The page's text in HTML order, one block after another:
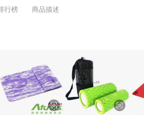
/拍立得 [2024/6/1起適用] -內接硬
點回饋者 - 購物中心商店之商品：商
宗採購或批發轉賣不具回饋資格： 如
採購、批發轉賣而非最終消費使用者，
心之認定為準
行榜 商品描述